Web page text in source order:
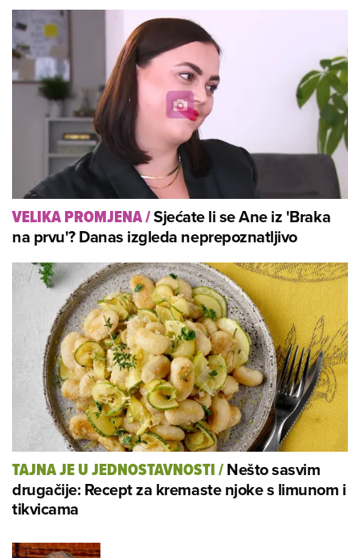
VELIKA PROMJENA/Sjećate li se Ane iz 'Braka
na prvu'? Danas izgleda neprepoznatljivo
TAJNA JE U JEDNOSTAVNOSTI/Nešto sasvim
drugačije: Recept za kremaste njoke s limunom i
tikvicama